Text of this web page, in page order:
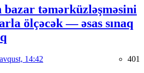
bazar təmərküzləşməsini
ölçəcək — əsas sınaq
14:42 401